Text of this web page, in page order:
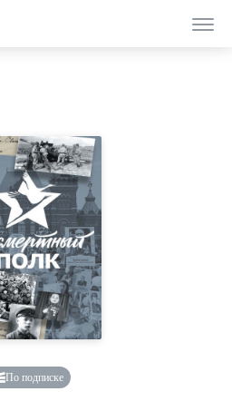
По подписке